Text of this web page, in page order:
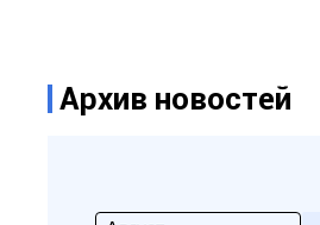
Архив новостей